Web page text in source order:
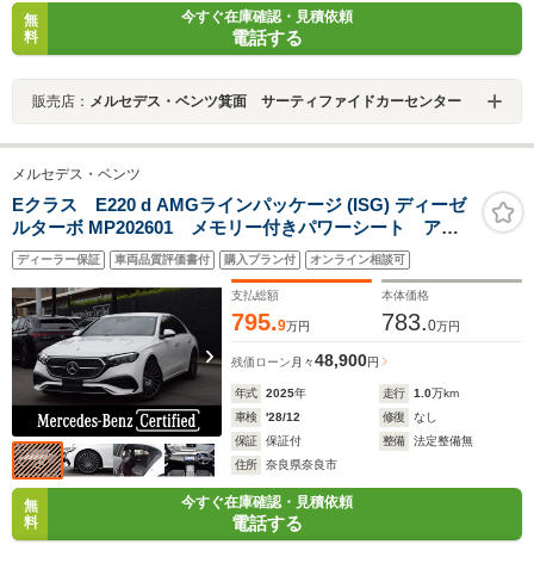
無
料
今すぐ在庫確認・見積依頼
電話する
販売店： メルセデス・ベンツ箕面 サーティファイドカーセンター
メルセデス・ベンツ
Eクラス E220 d AMGラインパッケージ (ISG) ディーゼ
ルターボ MP202601 メモリー付きパワーシート アン
ビエントライト フットトランクオープナー スマート
フォン連携機能 ワイヤレスチャージング 全周囲カメ
ラ シートヒーター LEDハイパフォーマンスヘッドラ
イト ETC
ディーラー保証 車両品質評価書付 購入プラン付 オンライン相談可
支払総額
795.9万円
本体価格
783.0万円
残価ローン 月々48,900円
年式 2025年 走行 1.0万km
車検
'28/12 修復
なし
保証
保証付 整備
法定整備無
住所
奈良県奈良市
無
料
今すぐ在庫確認・見積依頼
電話する